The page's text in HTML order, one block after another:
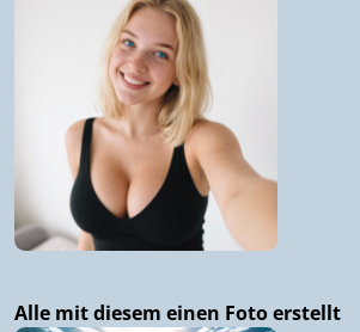
Alle mit diesem einen Foto erstellt